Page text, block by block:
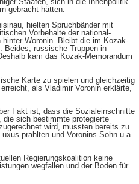
gebracht hätten.
hielten Spruchbänder mit
Vorbehalte der national-
Woronin. Bleibt die im Kozak-
Beides, russische Truppen in
kam das Kozak-Memorandum
Karte zu spielen und gleichzeitig
als Vladimir Voronin erklärte,
Fakt ist, dass die Sozialeinschnitte
die sich bestimmte protegierte
wird, mussten bereits zu
prahlten und Voronins Sohn u.a.
Regierungskoalition keine
wegfallen und der Boden für